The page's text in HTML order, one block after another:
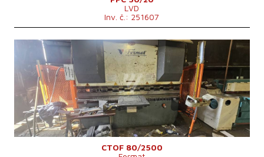
LVD
Inv. č.: 251607
Rok výroby:
2006
Tlaková síla
80 t
Ohraňovací délka
2500 mm
Typ pohonu lisu
Hydraulický
Výkon hlavního elektromotoru7,5 kW
Hmotnost stroje
7000 kg
Rozměry d x š x v
3050 x 1450 x 1800 mm
Řídící systém
ne
CTOF 80/2500